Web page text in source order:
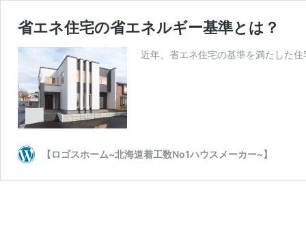
省エネ住宅の省エネルギー基準とは？
近年、省エネ住宅の基準を満たした
【ロゴスホーム~北海道着工数No1ハウスメーカー~】